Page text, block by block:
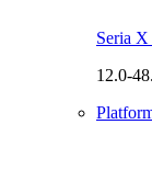
Seria
12.0-